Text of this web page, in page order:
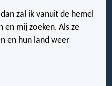
zal ik vanuit de hemel
en mij zoeken. Als ze
en hun land weer